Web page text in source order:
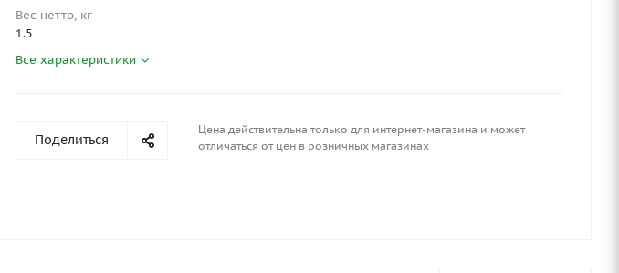
Вес нетто, кг
1.5
Все характеристики
Поделиться
Цена действительна только для интернет-магазина и может
отличаться от цен в розничных магазинах